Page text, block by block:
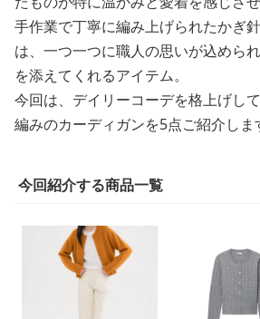
手作業で丁寧に編み上げられたかぎ
は、一つ一つに職人の思いが込めら
を添えてくれるアイテム。
今回は、デイリーコーデを格上げし
編みのカーディガンを5点ご紹介しま
今回紹介する商品一覧